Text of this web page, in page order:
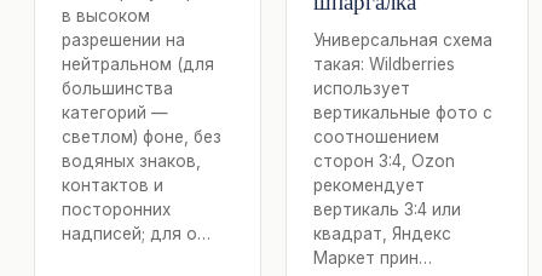
в высоком
разрешении на
нейтральном (для
большинства
категорий —
светлом) фоне, без
водяных знаков,
контактов и
посторонних
надписей; для о…
Универсальная схема
такая: Wildberries
использует
вертикальные фото с
соотношением
сторон 3:4, Ozon
рекомендует
вертикаль 3:4 или
квадрат, Яндекс
Маркет прин…